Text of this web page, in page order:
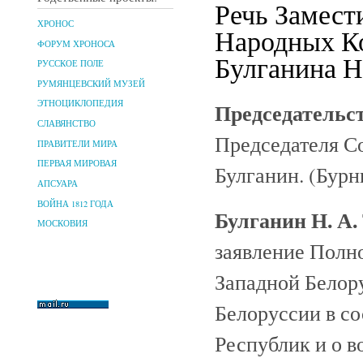
ХРОНОС
ФОРУМ ХРОНОСА
РУССКОЕ ПОЛЕ
РУМЯНЦЕВСКИЙ МУЗЕЙ
ЭТНОЦИКЛОПЕДИЯ
СЛАВЯНСТВО
ПРАВИТЕЛИ МИРА
ПЕРВАЯ МИРОВАЯ
АПСУАРА
ВОЙНА 1812 ГОДА
МОСКОВИЯ
Речь
Народных
Булганина
Председателя
Булганин.
Булганин Н. А.
заявление
Западной
Белоруссии в
Республик и о